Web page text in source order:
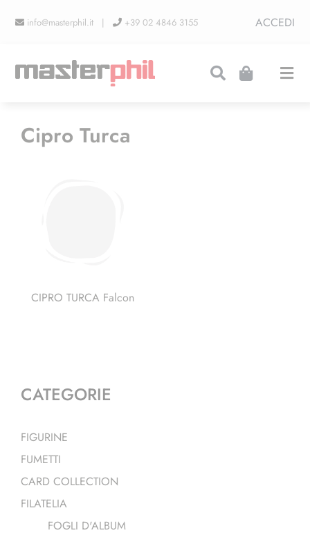
info@masterphil.it | +39 02 4846 3155 ACCEDI
CONTATTI
Cipro Turca
CIPRO TURCA Falcon
CATEGORIE
FIGURINE
FUMETTI
CARD COLLECTION
FILATELIA
FOGLI D'ALBUM